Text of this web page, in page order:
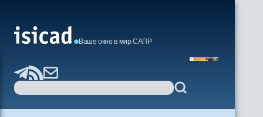
Ваше окно в мир САПР